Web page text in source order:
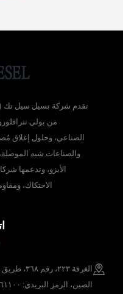
تقدم شركة تسيل سيل تك
الصناعي، وحلول إغلاق
والصناعات شبه الموصلة،
الاحتكاك،
الغرفة
الصين، الرمز البريدي: ٣٦١١٠٠